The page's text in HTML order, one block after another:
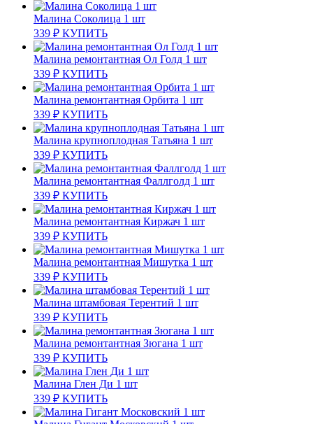
Малина Соколица 1 шт
339 ₽ КУПИТЬ
Малина ремонтантная Ол Голд 1 шт
339 ₽ КУПИТЬ
Малина ремонтантная Орбита 1 шт
339 ₽ КУПИТЬ
Малина крупноплодная Татьяна 1 шт
339 ₽ КУПИТЬ
Малина ремонтантная Фаллголд 1 шт
339 ₽ КУПИТЬ
Малина ремонтантная Киржач 1 шт
339 ₽ КУПИТЬ
Малина ремонтантная Мишутка 1 шт
339 ₽ КУПИТЬ
Малина штамбовая Терентий 1 шт
339 ₽ КУПИТЬ
Малина ремонтантная Зюгана 1 шт
339 ₽ КУПИТЬ
Малина Глен Ди 1 шт
339 ₽ КУПИТЬ